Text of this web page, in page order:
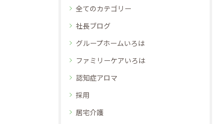
全てのカテゴリー
社長ブログ
グループホームいろは
ファミリーケアいろは
認知症アロマ
採用
居宅介護